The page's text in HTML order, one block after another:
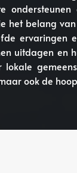
het belang
ervaringen
uitdagen en
ook de